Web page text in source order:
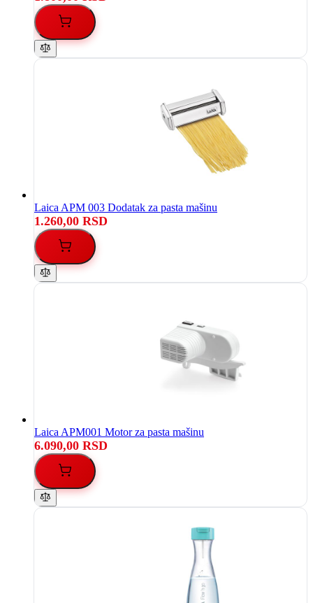
Laica APM 003 Dodatak za pasta mašinu
1.260,00 RSD
Laica APM001 Motor za pasta mašinu
6.090,00 RSD